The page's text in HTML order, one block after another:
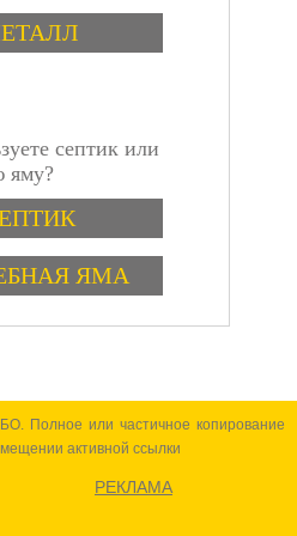
гибкостью, что
позволяет ему
отверстий. Это
свойство делает его
идеальным для
заполнения мест,
герметизировать, но
которые имеют
септик или
яму?
ЯМА
Полное или частичное копирование
активной ссылки
РЕКЛАМА